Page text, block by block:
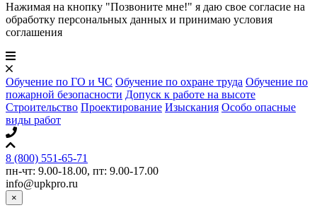
Нажимая на кнопку "Позвоните мне!" я даю свое согласие на
обработку персональных данных и принимаю условия
соглашения
Обучение по ГО и ЧС Обучение по охране труда Обучение по
пожарной безопасности Допуск к работе на высоте
Строительство Проектирование Изыскания Особо опасные
виды работ
8 (800) 551-65-71
пн-чт: 9.00-18.00, пт: 9.00-17.00
info@upkpro.ru
×